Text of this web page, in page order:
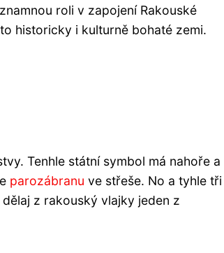
roli v zapojení Rakouské
historicky i kulturně bohaté zemi.
Tenhle státní symbol má nahoře a
parozábranu ve střeše. No a tyhle tři
z rakouský vlajky jeden z